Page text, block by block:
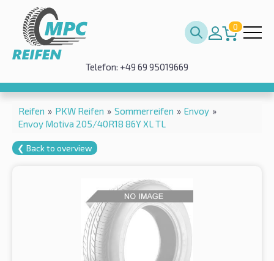
0
Telefon: +49 69 95019669
Reifen » PKW Reifen » Sommerreifen » Envoy »
Envoy Motiva 205/40R18 86Y XL TL
❮ Back to overview